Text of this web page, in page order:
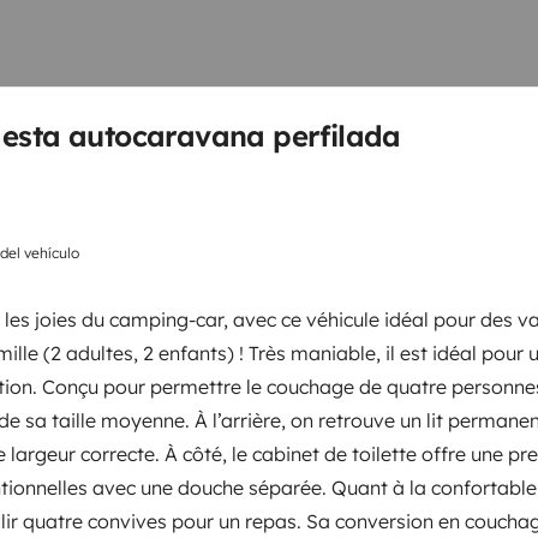
autocaravana perfilada
vehículo
joies du camping-car, avec ce véhicule idéal pour des
(2 adultes, 2 enfants) ! Très maniable, il est idéal pour
Conçu pour permettre le couchage de quatre
sa taille moyenne. À l’arrière, on retrouve un lit
largeur correcte. À côté, le cabinet de toilette offre une
avec une douche séparée. Quant à la
quatre convives pour un repas. Sa conversion en
guider lors de la prise en
132 x 188 cm (dînette)
et réchaud 3 feux avec
: 150 l/100 l gaz : 2 x 13 kg
solaires chauffage au
que nécessaire de toilette.
Cama francesa (acceso
Nevera
Cafetera
Cámara de marcha atrás